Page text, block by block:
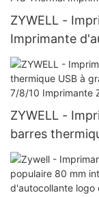
ZYWELL -
Imprimante
personnalisée
Imprimante
ZYWELL -
barres
Android Win
WiFi